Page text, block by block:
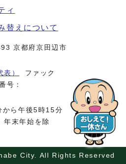
ィ
替えについて
京都府京田辺市
）
ファック
号：
から午後5時15分
年末年始を除
City. All Rights Reserved